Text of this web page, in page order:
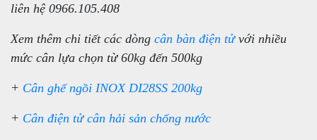
liên hệ 0966.105.408
Xem thêm chi tiết các dòng cân bàn điện tửvới nhiều
mức cân lựa chọn từ 60kg đến 500kg
+ Cân ghế ngồi INOX DI28SS 200kg
+ Cân điện tử cân hải sản chống nước